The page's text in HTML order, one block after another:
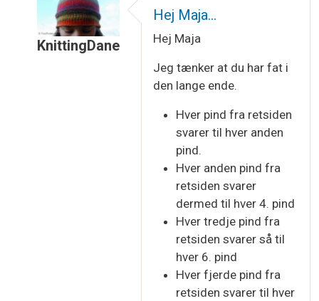
KnittingDane
"Hver pind fra retsiden"afMaja
Hej Maja…
Hej Maja
Jeg tænker at du har fat i
den lange ende.
Hver pind fra retsiden
svarer til hver anden
pind.
Hver anden pind fra
retsiden svarer
dermed til hver 4. pind
Hver tredje pind fra
retsiden svarer så til
hver 6. pind
Hver fjerde pind fra
retsiden svarer til hver